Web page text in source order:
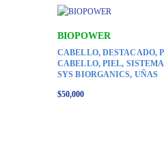
BIOPOWER
CABELLO, DESTACADO,
CABELLO, PIEL,
SYS BIORGANICS, UÑAS
$50,000